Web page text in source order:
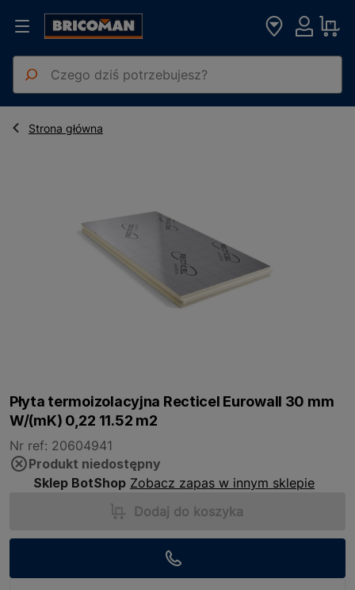
Strona główna
Płyta termoizolacyjna Recticel Eurowall 30 mm W/(mK) 0,22 11.52
Płyta termoizolacyjna Recticel Eurowall 30 mm
W/(mK) 0,22 11.52 m2
Nr ref: 20604941
Produkt niedostępny
Sklep BotShop Zobacz zapas w innym sklepie
Dodaj do koszyka